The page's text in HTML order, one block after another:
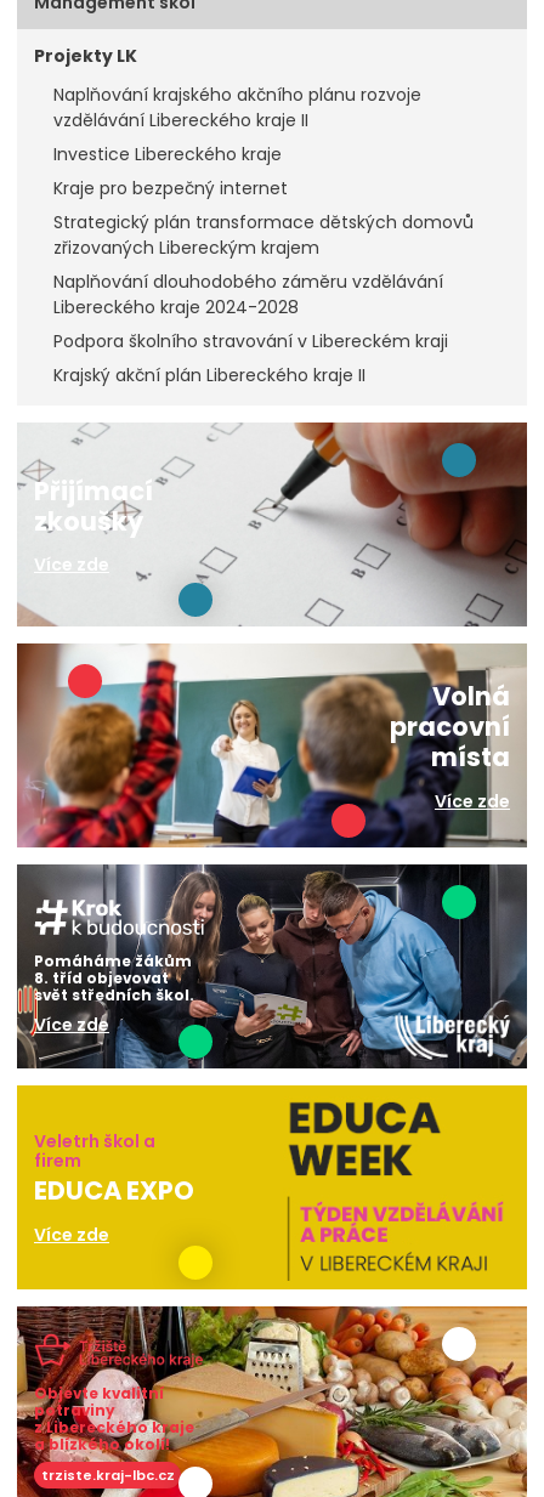
Projekty LK
Naplňování krajského akčního plánu rozvoje
vzdělávání Libereckého kraje II
Investice Libereckého kraje
Kraje pro bezpečný internet
Strategický plán transformace dětských domovů
zřizovaných Libereckým krajem
Naplňování dlouhodobého záměru vzdělávání
Libereckého kraje 2024-2028
Podpora školního stravování v Libereckém kraji
Krajský akční plán Libereckého kraje II
Přijímací
zkoušky
Více zde
Volná
pracovní
místa
Více zde
Pomáháme žákům
8. tříd objevovat
svět středních škol.
Více zde
Veletrh škol a
firem
EDUCA EXPO
Více zde
Objevte kvalitní
potraviny
z Libereckého kraje
a blízkého okolí!
trziste.kraj-lbc.cz